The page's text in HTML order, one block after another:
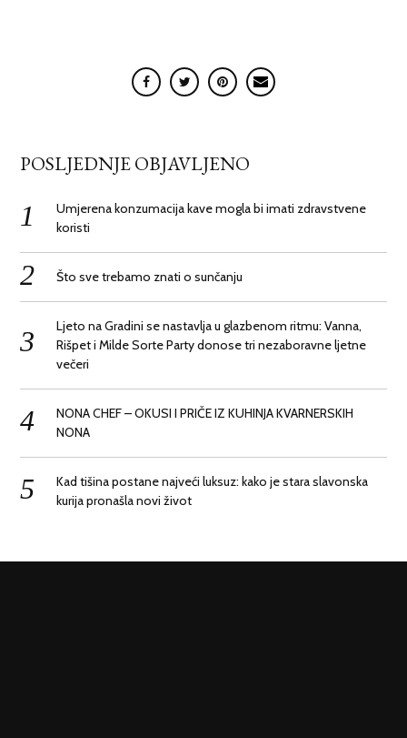
POSLJEDNJE OBJAVLJENO
Umjerena konzumacija kave mogla bi imati zdravstvene
koristi
Što sve trebamo znati o sunčanju
Ljeto na Gradini se nastavlja u glazbenom ritmu: Vanna,
Rišpet i Milde Sorte Party donose tri nezaboravne ljetne
večeri
NONA CHEF – OKUSI I PRIČE IZ KUHINJA KVARNERSKIH
NONA
Kad tišina postane najveći luksuz: kako je stara slavonska
kurija pronašla novi život